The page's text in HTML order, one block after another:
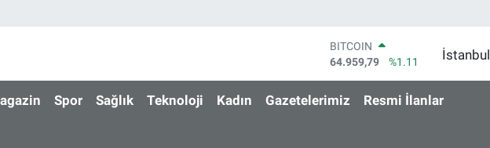
BITCOIN
64.959,79
%1.11
47,7436
%0.18
EURO
İstanbul
Spor Sağlık Teknoloji Kadın Gazetelerimiz Resmi İlanlar